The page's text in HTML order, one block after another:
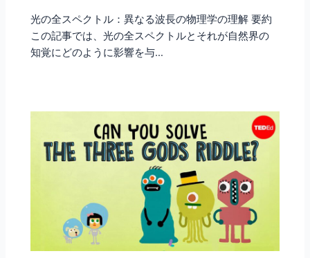
光の全スペクトル：異なる波長の物理学の理解 要約
この記事では、光の全スペクトルとそれが自然界の
知覚にどのように影響を与…